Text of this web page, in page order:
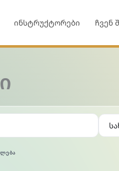
ინსტრუქტორები ჩვენ
Sort